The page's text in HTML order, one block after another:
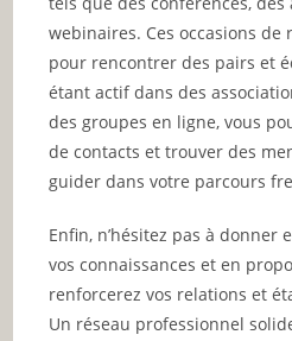
webinaires. Ces occasions de
pour rencontrer des pairs et
étant actif dans des
des groupes en ligne, vous
de contacts et trouver des
guider dans votre parcours
Enfin, n’hésitez pas à donner
vos connaissances et en
renforcerez vos relations et
Un réseau professionnel